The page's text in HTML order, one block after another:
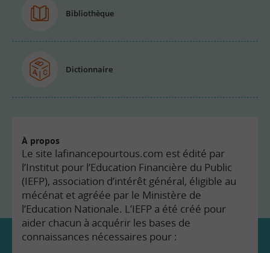
Bibliothèque
Dictionnaire
À propos
Le site lafinancepourtous.com est édité par
l’Institut pour l’Education Financière du Public
(IEFP), association d’intérêt général, éligible au
mécénat et agréée par le Ministère de
l’Education Nationale. L’IEFP a été créé pour
aider chacun à acquérir les bases de
connaissances nécessaires pour :